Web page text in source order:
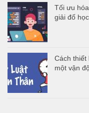
Tối ưu
giải đố
Cách thiết
một vận